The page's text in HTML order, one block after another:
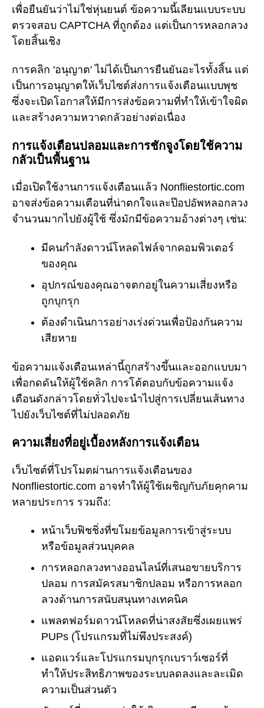
เพื่อยืนยันว่าไม่ใช่หุ่นยนต์ ข้อความนี้เลียนแบบระบบ
ตรวจสอบ CAPTCHA ที่ถูกต้อง แต่เป็นการหลอกลวง
โดยสิ้นเชิง
การคลิก 'อนุญาต' ไม่ได้เป็นการยืนยันอะไรทั้งสิ้น แต่
เป็นการอนุญาตให้เว็บไซต์ส่งการแจ้งเตือนแบบพุช
ซึ่งจะเปิดโอกาสให้มีการส่งข้อความที่ทำให้เข้าใจผิด
และสร้างความหวาดกลัวอย่างต่อเนื่อง
การแจ้งเตือนปลอมและการชักจูงโดยใช้ความ
กลัวเป็นพื้นฐาน
เมื่อเปิดใช้งานการแจ้งเตือนแล้ว Nonfliestortic.com
อาจส่งข้อความเตือนที่น่าตกใจและป๊อปอัพหลอกลวง
จำนวนมากไปยังผู้ใช้ ซึ่งมักมีข้อความอ้างต่างๆ เช่น:
มีคนกำลังดาวน์โหลดไฟล์จากคอมพิวเตอร์
ของคุณ
อุปกรณ์ของคุณอาจตกอยู่ในความเสี่ยงหรือ
ถูกบุกรุก
ต้องดำเนินการอย่างเร่งด่วนเพื่อป้องกันความ
เสียหาย
ข้อความแจ้งเตือนเหล่านี้ถูกสร้างขึ้นและออกแบบมา
เพื่อกดดันให้ผู้ใช้คลิก การโต้ตอบกับข้อความแจ้ง
เตือนดังกล่าวโดยทั่วไปจะนำไปสู่การเปลี่ยนเส้นทาง
ไปยังเว็บไซต์ที่ไม่ปลอดภัย
ความเสี่ยงที่อยู่เบื้องหลังการแจ้งเตือน
เว็บไซต์ที่โปรโมตผ่านการแจ้งเตือนของ
Nonfliestortic.com อาจทำให้ผู้ใช้เผชิญกับภัยคุกคาม
หลายประการ รวมถึง:
หน้าเว็บฟิชชิ่งที่ขโมยข้อมูลการเข้าสู่ระบบ
หรือข้อมูลส่วนบุคคล
การหลอกลวงทางออนไลน์ที่เสนอขายบริการ
ปลอม การสมัครสมาชิกปลอม หรือการหลอก
ลวงด้านการสนับสนุนทางเทคนิค
แพลตฟอร์มดาวน์โหลดที่น่าสงสัยซึ่งเผยแพร่
PUPs (โปรแกรมที่ไม่พึงประสงค์)
แอดแวร์และโปรแกรมบุกรุกเบราว์เซอร์ที่
ทำให้ประสิทธิภาพของระบบลดลงและละเมิด
ความเป็นส่วนตัว